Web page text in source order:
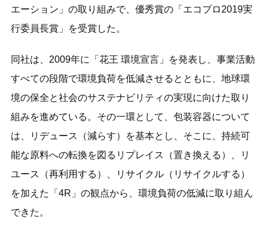
エーション」の取り組みで、優秀賞の「エコプロ2019実
行委員長賞」を受賞した。
同社は、2009年に「花王 環境宣言」を発表し、事業活動
すべての段階で環境負荷を低減させるとともに、地球環
境の保全と社会のサステナビリティの実現に向けた取り
組みを進めている。その一環として、包装容器について
は、リデュース（減らす）を基本とし、そこに、持続可
能な原料への転換を図るリプレイス（置き換える）、リ
ユース（再利用する）、リサイクル（リサイクルする）
を加えた「4R」の観点から、環境負荷の低減に取り組ん
できた。